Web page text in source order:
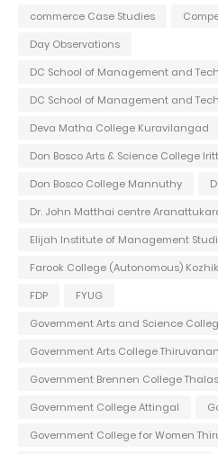
commerce Case Studies
Day Observations
DC School of Management and
DC School of Management and
Deva Matha College Kuravilangad
Don Bosco Arts & Science College
Don Bosco College Mannuthy
Dr. John Matthai centre
Elijah Institute of Management
Farook College (Autonomous)
FDP
FYUG
Government Arts and Science
Government Arts College
Government Brennen College
Government College Attingal
Government College for Women